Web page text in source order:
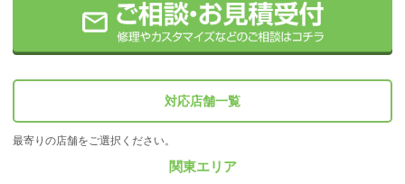
対応店舗一覧
最寄りの店舗をご選択ください。
関東エリア